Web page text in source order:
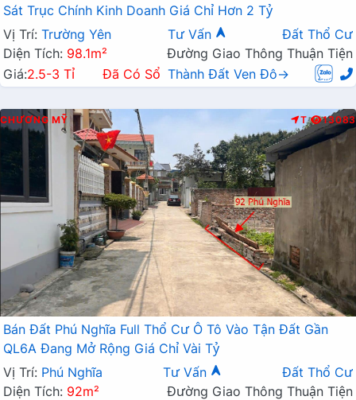
Sát Trục Chính Kinh Doanh Giá Chỉ Hơn 2 Tỷ
Vị Trí: Trường Yên Tư Vấn
Đất Thổ Cư
Diện Tích: 98.1m²
Đường Giao Thông Thuận Tiện
Giá:2.5-3 Tỉ Đã Có Sổ Thành Đất Ven Đô→
CHƯƠNG MỸ T 13083
Bán Đất Phú Nghĩa Full Thổ Cư Ô Tô Vào Tận Đất Gần
QL6A Đang Mở Rộng Giá Chỉ Vài Tỷ
Vị Trí: Phú Nghĩa Tư Vấn
Đất Thổ Cư
Diện Tích: 92m²
Đường Giao Thông Thuận Tiện